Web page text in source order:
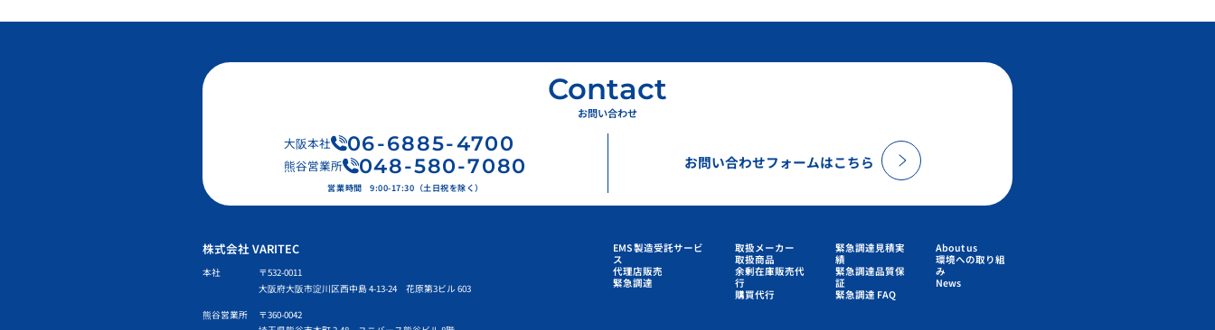
Contact
お問い合わせ
大阪本社 06-6885-4700
熊谷営業所 048-580-7080
営業時間 9:00-17:30（土日祝を除く）
お問い合わせフォームはこちら
株式会社 VARITEC
本社
〒532-0011
大阪府大阪市淀川区西中島 4-13-24 花原第3ビル 603
熊谷営業所
〒360-0042
EMS 製造受託サービ
ス
代理店販売
緊急調達
取扱メーカー
取扱商品
余剰在庫販売代
行
購買代行
緊急調達見積実
績
緊急調達品質保
証
緊急調達 FAQ
About us
環境への取り組
み
News